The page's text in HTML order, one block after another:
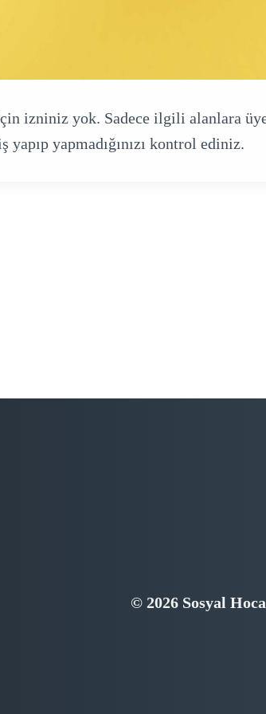
izniniz yok. Sadece ilgili alanlara
yapıp yapmadığınızı kontrol ediniz.
© 2026 Sosyal